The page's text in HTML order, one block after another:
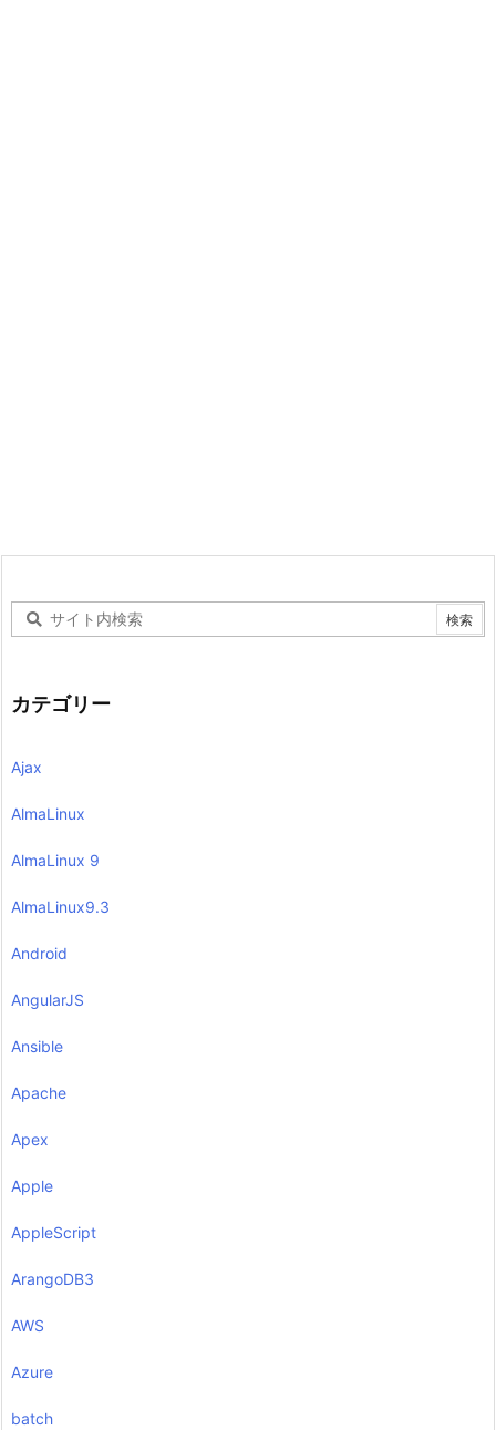
カテゴリー
Ajax
AlmaLinux
AlmaLinux 9
AlmaLinux9.3
Android
AngularJS
Ansible
Apache
Apex
Apple
AppleScript
ArangoDB3
AWS
Azure
batch